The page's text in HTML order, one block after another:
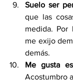
Suelo ser
que las
medida. Por
me exijo
demás.
Me gusta
Acostumbro